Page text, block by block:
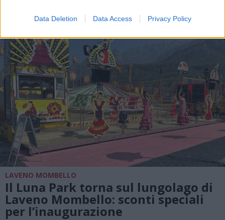
Data Deletion Data Access Privacy Policy
LAVENO MOMBELLO
Il Luna Park torna sul lungolago di
Laveno Mombello: sconti speciali
per l’inaugurazione